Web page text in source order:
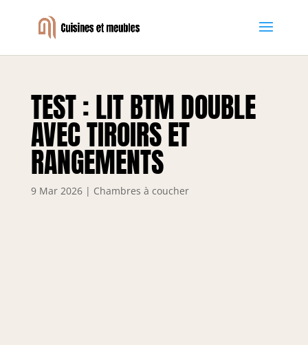
TEST : LIT BTM DOUBLE
AVEC TIROIRS ET
RANGEMENTS
9 Mar 2026| Chambres à coucher